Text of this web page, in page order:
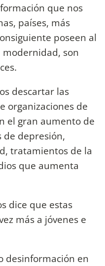
que nos
países, más
poseen al
son
descartar las
organizaciones de
el gran aumento de
de depresión,
tratamientos de la
que aumenta
dice que estas
más a jóvenes e
desinformación en